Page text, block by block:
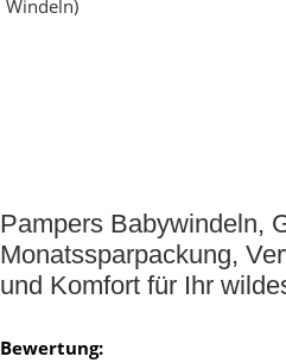
Pampers Babywindeln,
Monatssparpackung,
und Komfort für Ihr
Bewertung: